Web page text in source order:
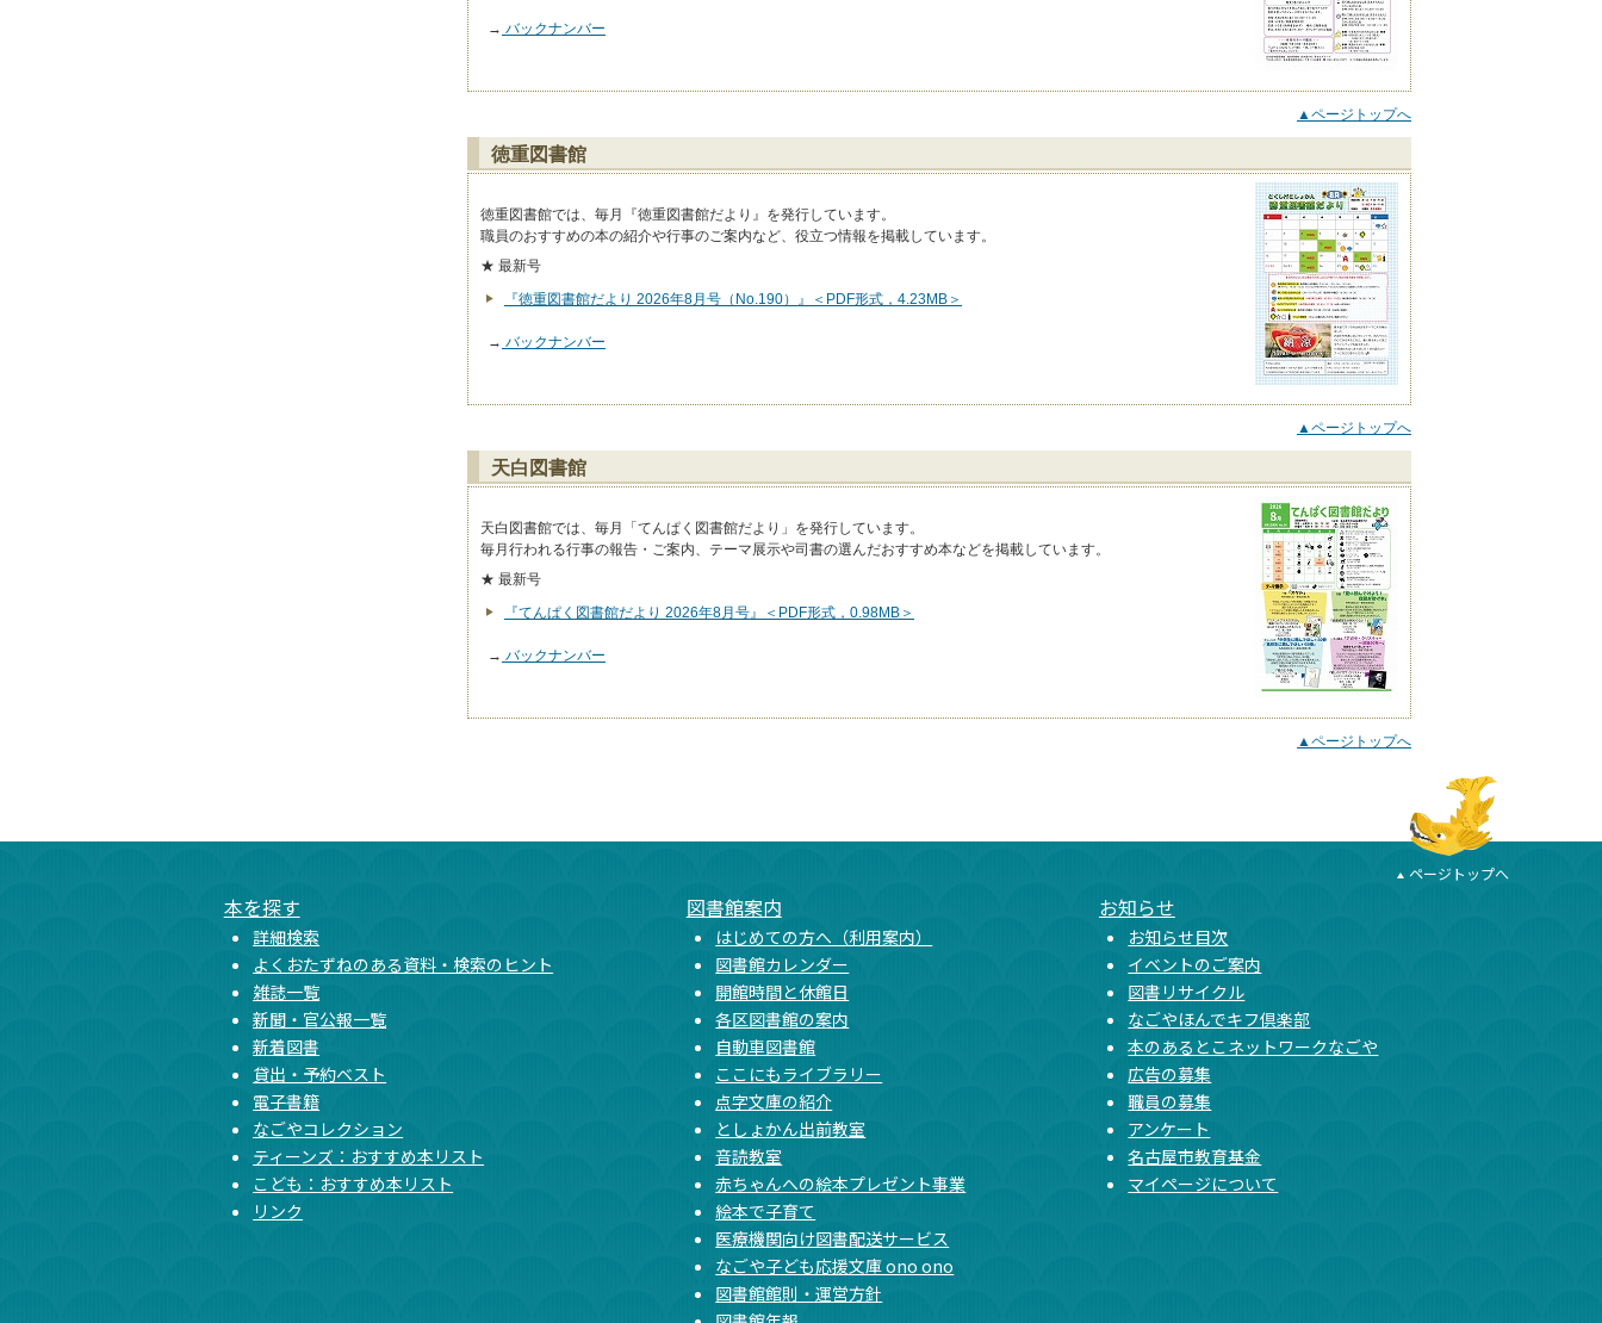
→ バックナンバー
▲ページトップへ
徳重図書館
徳重図書館では、毎月『徳重図書館だより』を発行しています。
職員のおすすめの本の紹介や行事のご案内など、役立つ情報を掲載しています。
★ 最新号
『徳重図書館だより 2026年8月号（No.190）』＜PDF形式，4.23MB＞
→ バックナンバー
▲ページトップへ
天白図書館
天白図書館では、毎月「てんぱく図書館だより」を発行しています。
毎月行われる行事の報告・ご案内、テーマ展示や司書の選んだおすすめ本などを掲載しています。
★ 最新号
『てんぱく図書館だより 2026年8月号』＜PDF形式，0.98MB＞
→ バックナンバー
▲ページトップへ
ページトップへ
本を探す
詳細検索
よくおたずねのある資料・検索のヒント
雑誌一覧
新聞・官公報一覧
新着図書
貸出・予約ベスト
電子書籍
なごやコレクション
ティーンズ：おすすめ本リスト
こども：おすすめ本リスト
リンク
図書館案内
はじめての方へ（利用案内）
図書館カレンダー
開館時間と休館日
各区図書館の案内
自動車図書館
ここにもライブラリー
点字文庫の紹介
としょかん出前教室
音読教室
赤ちゃんへの絵本プレゼント事業
絵本で子育て
医療機関向け図書配送サービス
なごや子ども応援文庫 ono ono
図書館館則・運営方針
お知らせ
お知らせ目次
イベントのご案内
図書リサイクル
なごやほんでキフ倶楽部
本のあるとこネットワークなごや
広告の募集
職員の募集
アンケート
名古屋市教育基金
マイページについて